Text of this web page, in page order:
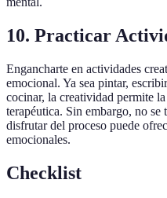
10. Practicar
Engancharte en actividades
emocional. Ya sea pintar,
cocinar, la creatividad permite
terapéutica. Sin embargo, no se
disfrutar del proceso puede
emocionales.
Checklist